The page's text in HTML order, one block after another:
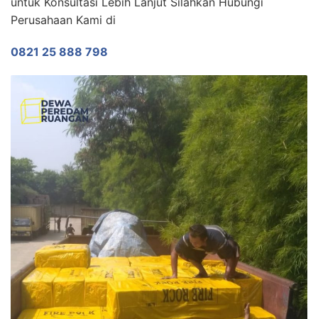
Perusahaan Kami di
0821 25 888 798